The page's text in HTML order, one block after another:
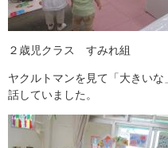
２歳児クラス すみれ組
ヤクルトマンを見て「大きい
話していました。